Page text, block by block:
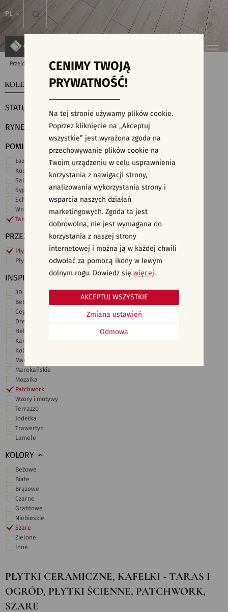
PL
Przejdź do strony głównej Kolekcje
KOLEKCJE WYSZUKIWARKA PŁYTEK
STATUS
RYNEK
POMIESZCZENIE
Łazienka
Kuchnia
Salon i hol
Sypialnia
Schody
Wnętrza komercyjne
Taras i ogród
PRZEZNACZENIE
Płytki ścienne
Płytki podłogowe
INSPIRACJE
3D i struktury
Beton
Cegiełki
Drewno
Heksagonalne
Kamień
Kolor
Marmur
Marokańskie
Mozaika
Patchwork
Wzory i motywy
Terrazzo
Jodełka
Trawertyn
Lamele
KOLORY
Beżowe
Białe
Brązowe
Czarne
Grafitowe
Niebieskie
Szare
Zielone
Inne
PŁYTKI CERAMICZNE, KAFELKI - TARAS I
OGRÓD, PŁYTKI ŚCIENNE, PATCHWORK,
SZARE
CENIMY TWOJĄ
PRYWATNOŚĆ!
Na tej stronie używamy plików cookie.
Poprzez kliknięcie na „Akceptuj
wszystkie” jest wyrażona zgoda na
przechowywanie plików cookie na
Twoim urządzeniu w celu usprawnienia
korzystania z nawigacji strony,
analizowania wykorzystania strony i
wsparcia naszych działań
marketingowych. Zgoda ta jest
dobrowolna, nie jest wymagana do
korzystania z naszej strony
internetowej i można ją w każdej chwili
odwołać za pomocą ikony w lewym
dolnym rogu. Dowiedz się więcej.
Odmowa
Zmiana ustawień
AKCEPTUJ WSZYSTKIE